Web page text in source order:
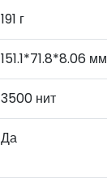
191 г
151.1*71.8*8.06 мм
3500 нит
Да